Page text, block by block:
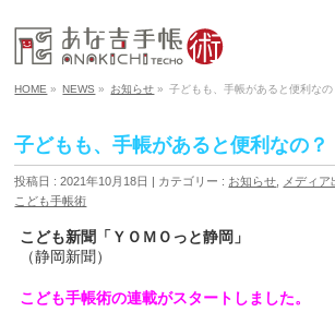
HOME » NEWS » お知らせ » 子どもも、手帳があると便利なの
子どもも、手帳があると便利なの？
投稿日 : 2021年10月18日 カテゴリー : お知らせ メディア
こども手帳術
こども新聞「ＹＯＭＯっと静岡」
（静岡新聞）
こども手帳術の連載がスタートしました。